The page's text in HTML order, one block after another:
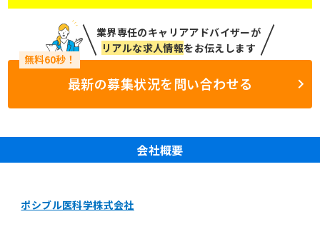
業界専任のキャリアアドバイザーが
リアルな求人情報をお伝えします
最新の募集状況を問い合わせる
会社概要
ポシブル医科学株式会社